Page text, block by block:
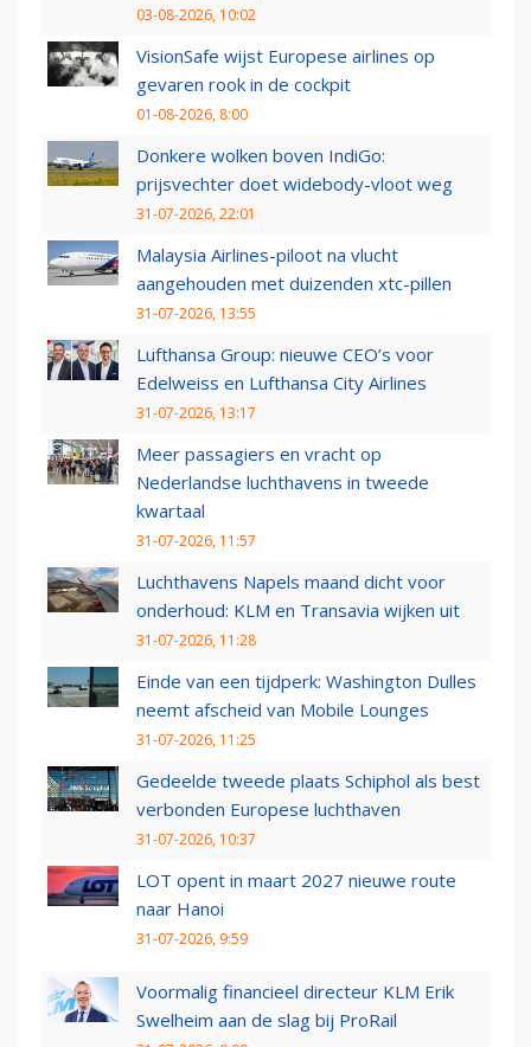
03-08-2026, 10:02
VisionSafe wijst Europese airlines op
gevaren rook in de cockpit
01-08-2026, 8:00
Donkere wolken boven IndiGo:
prijsvechter doet widebody-vloot weg
31-07-2026, 22:01
Malaysia Airlines-piloot na vlucht
aangehouden met duizenden xtc-pillen
31-07-2026, 13:55
Lufthansa Group: nieuwe CEO’s voor
Edelweiss en Lufthansa City Airlines
31-07-2026, 13:17
Meer passagiers en vracht op
Nederlandse luchthavens in tweede
kwartaal
31-07-2026, 11:57
Luchthavens Napels maand dicht voor
onderhoud: KLM en Transavia wijken uit
31-07-2026, 11:28
Einde van een tijdperk: Washington Dulles
neemt afscheid van Mobile Lounges
31-07-2026, 11:25
Gedeelde tweede plaats Schiphol als best
verbonden Europese luchthaven
31-07-2026, 10:37
LOT opent in maart 2027 nieuwe route
naar Hanoi
31-07-2026, 9:59
Voormalig financieel directeur KLM Erik
Swelheim aan de slag bij ProRail